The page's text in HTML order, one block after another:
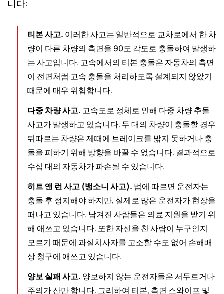
니다:
티본 사고. 이러한 사고는 일반적으로 교차로에서 한 차
량이 다른 차량의 측면을 90도 각도로 충돌하여 발생하
는 사고입니다. 고속에서의 티본 충돌은 자동차의 측면
이 전면처럼 고속 충돌을 처리하도록 설계되지 않았기
때문에 매우 위험합니다.
다중 차량 사고. 고속도로 정체로 인해 다중 차량 추돌
사고가 발생하고 있습니다. 두 대의 차량이 충돌할 경우
뒤따르는 차량은 제때에 브레이크를 밟지 못하거나 충
돌을 피하기 위해 방향을 바꿀 수 없습니다. 결과적으로
수십 대의 자동차가 파손될 수 있습니다.
히트 앤 런 사고 (뱅소니 사고). 법에 따르면 운전자는
충돌 후 정지해야 하지만, 실제로 많은 운전자가 현장을
떠나고 있습니다. 남겨진 사람들은 의료 지원을 받기 위
해 애쓰고 있습니다. 또한 자신을 친 사람이 누구인지
모르기 때문에 과실치사자를 고소할 수도 없어 손해배
상 청구에 애쓰고 있습니다.
양보 실패 사고. 양보하지 않는 운전자들은 서두르거나
주의가 산만 합니다. 그리하여 티본, 측면 스와이프 및